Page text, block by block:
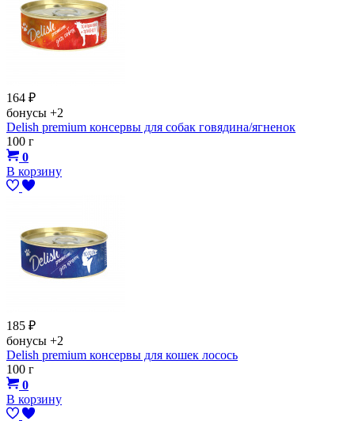
164 ₽
бонусы +2
Delish premium консервы для собак говядина/ягненок
100 г
0
В корзину
185 ₽
бонусы +2
Delish premium консервы для кошек лосось
100 г
0
В корзину